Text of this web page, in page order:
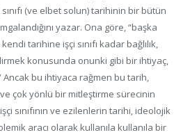
(ve elbet solun) tarihinin bir bütün
yazar. Ona göre, “başka
tarihine işçi sınıfı kadar bağlılık,
konusunda onunki gibi bir ihtiyaç,
bu ihtiyaca rağmen bu tarih,
çok yönlü bir mitleştirme sürecinin
sınıfının ve ezilenlerin tarihi, ideolojik
aracı olarak kullanıla kullanıla bir